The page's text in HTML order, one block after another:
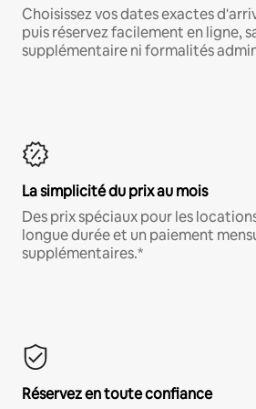
Choisissez vos dates exactes
puis réservez facilement en ligne,
supplémentaire ni formalités
La simplicité du prix au mois
Des prix spéciaux pour les
longue durée et un paiement
supplémentaires.*
Réservez en toute confiance